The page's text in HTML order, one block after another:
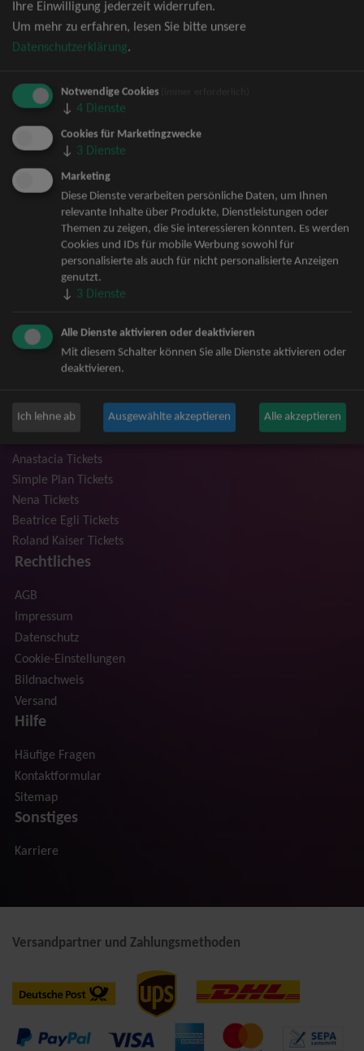
Backstreet Boys Tickets
Unheilig Tickets
Santiano Tickets
Bryan Adams Tickets
Andreas Gabalier Tickets
Die Fantastischen Vier Tickets
Herbert Grönemeyer Tickets
Deep Purple Tickets
Howard Carpendale Tickets
Jan Delay & Disko No.1 Tickets
Pur Tickets
Bob Dylan Tickets
Mark Forster Tickets
The Prodigy Tickets
Niedeckens BAP Tickets
Judas Priest Tickets
Trailerpark & Friends Tickets
Anastacia Tickets
Simple Plan Tickets
Nena Tickets
Beatrice Egli Tickets
Roland Kaiser Tickets
Rechtliches
AGB
Impressum
Datenschutz
Cookie-Einstellungen
Bildnachweis
Versand
Hilfe
Häufige Fragen
Kontaktformular
Sitemap
Sonstiges
Karriere
Versandpartner und Zahlungsmethoden
Ihre Einwilligung jederzeit widerrufen.
Um mehr zu erfahren, lesen Sie bitte unsere
Datenschutzerklärung.
Notwendige Cookies
↓ 4 Dienste
Cookies für Marketingzwecke
↓ 3 Dienste
Marketing
Diese Dienste verarbeiten persönliche Daten, um Ihnen
relevante Inhalte über Produkte, Dienstleistungen oder
Themen zu zeigen, die Sie interessieren könnten. Es werden
Cookies und IDs für mobile Werbung sowohl für
personalisierte als auch für nicht personalisierte Anzeigen
genutzt.
↓ 3 Dienste
Alle Dienste aktivieren oder deaktivieren
Mit diesem Schalter können Sie alle Dienste aktivieren oder
deaktivieren.
Ich lehne ab Ausgewählte akzeptieren Alle akzeptieren